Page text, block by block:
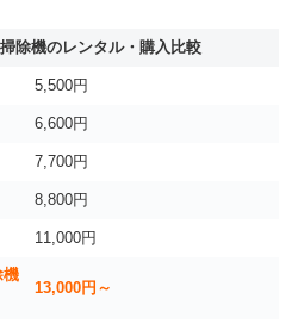
除機のレンタル・購入比較
5,500円
6,600円
7,700円
8,800円
11,000円
機
13,000円～